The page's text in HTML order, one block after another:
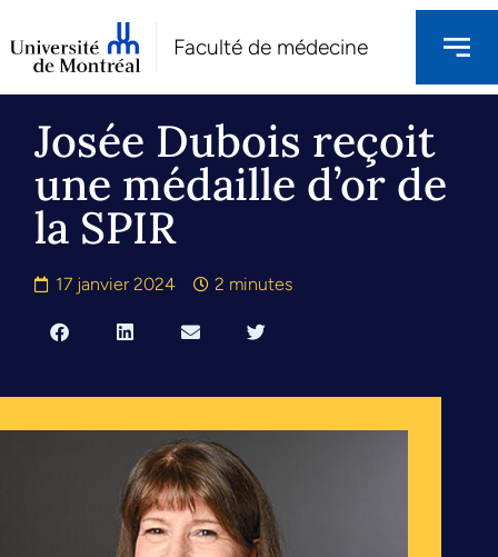
Faculté de médecine
Josée Dubois reçoit
une médaille d’or de
la SPIR
17 janvier 2024 2 minutes